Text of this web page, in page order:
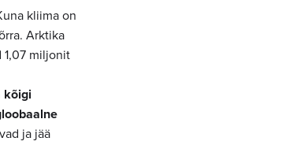
kliima on
Arktika
1,07 miljonit
kõigi
ja jää